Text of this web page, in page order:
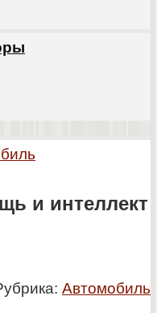
и интеллект
Автомобиль